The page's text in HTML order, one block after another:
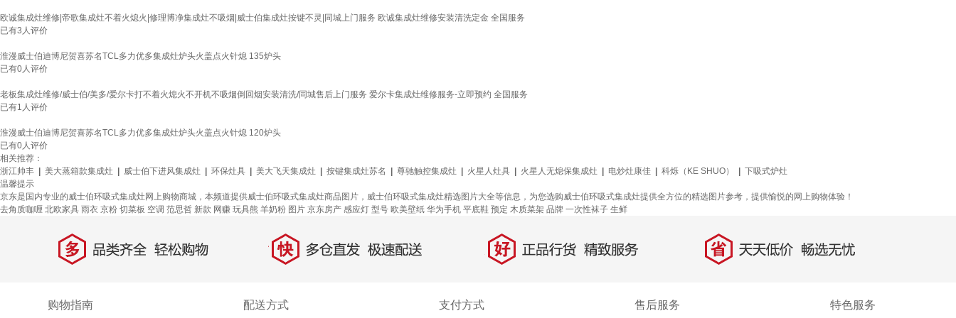
欧诚集成灶维修|帝歌集成灶不着火熄火|修理博净集成灶不吸烟|威士伯集成灶按键不灵|同城上门服务 欧诚集成灶维修安装清洗定金 全国服务
已有3 人评价
淮漫威士伯迪博尼贺喜苏名TCL多力优多集成灶炉头火盖点火针熄 135炉头
已有0人评价
老板集成灶维修/威士伯/美多/爱尔卡打不着火熄火不开机不吸烟倒回烟安装清洗/同城售后上门服务 爱尔卡集成灶维修服务-立即预约 全国服务
已有1 人评价
淮漫威士伯迪博尼贺喜苏名TCL多力优多集成灶炉头火盖点火针熄 120炉头
已有0人评价
相关推荐：
浙江帅丰
美大蒸箱款集成灶 威士伯下进风集成灶 环保灶具 美大飞天集成灶 按键集成灶苏名 尊驰触控集成灶 火星人灶具 火星人无熄保集成灶 电炒灶康佳 科烁（KE SHUO）
下吸式炉灶
温馨提示
京东是国内专业的威士伯环吸式集成灶网上购物商城，本频道提供威士伯环吸式集成灶商品图片，威士伯环吸式集成灶精选图片大全等信息，为您选购威士伯环吸式集成灶提供全方位的精选图片参考，提供愉悦的网上购物体验！
去角质咖喱 北欧家具 雨衣 京粉 切菜板 空调 范思哲 新款 网赚 玩具熊 羊奶粉 图片 京东房产 感应灯 型号 欧美壁纸 华为手机 平底鞋 预定 木质菜架 品牌 一次性袜子 生鲜
多 品类齐全，轻松购物 快 多仓直发，极速配送 好 正品行货，精致服务 省 天天低价，畅选无忧
购物指南 配送方式 支付方式 售后服务 特色服务